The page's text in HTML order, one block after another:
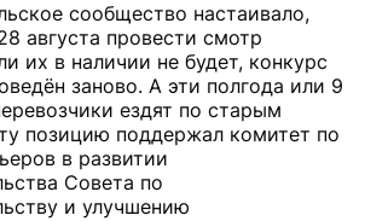
сообщество настаивало,
августа провести смотр
их в наличии не будет, конкурс
заново. А эти полгода или 9
ездят по старым
позицию поддержал комитет по
в развитии
Совета по
и улучшению